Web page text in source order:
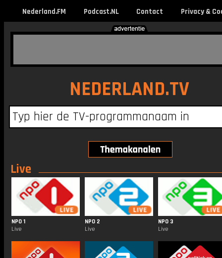
Nederland.FM Podcast.NL Contact Privacy &
NEDERLAND.TV
Live
NPO 1
Live
NPO 2
Live
NPO 3
Live